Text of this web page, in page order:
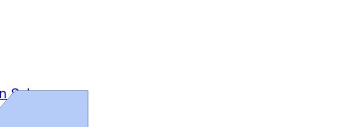
Salamanca